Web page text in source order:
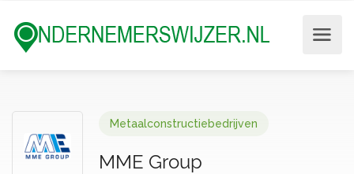
Metaalconstructiebedrijven
MME Group